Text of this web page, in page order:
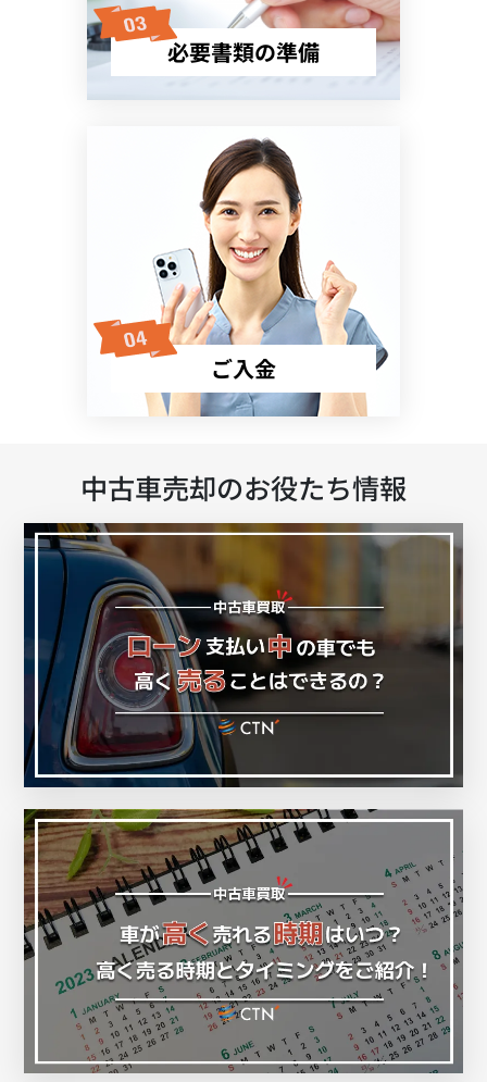
必要書類の準備
ご入金
中古車売却のお役たち情報